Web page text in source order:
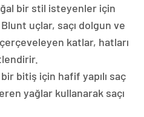
bir stil isteyenler için
uçlar, saçı dolgun ve
katlar, hatları
bitiş için hafif yapılı saç
yağlar kullanarak saçı